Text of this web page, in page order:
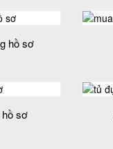
hồ sơ
sơ